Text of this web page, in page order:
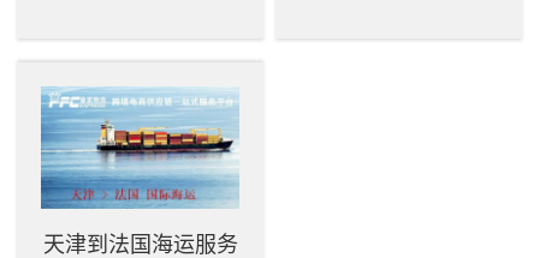
天津到法国海运服务